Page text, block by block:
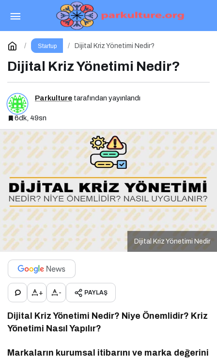
Startup Dijital Kriz Yönetimi Nedir?
Dijital Kriz Yönetimi Nedir?
Parkulture tarafından yayınlandı
6dk, 49sn
Dijital Kriz Yönetimi Nedir
+ - PAYLAŞ
Dijital Kriz Yönetimi Nedir? Niye Önemlidir? Kriz
Yönetimi Nasıl Yapılır?
Markaların kurumsal itibarını ve marka değerini
Kurumsal Blog Yönetimi Nedir? Niye Önemlidir?
Kurumsal Blog Yönetimi Nasıl Yapılır?
Yorum Yap